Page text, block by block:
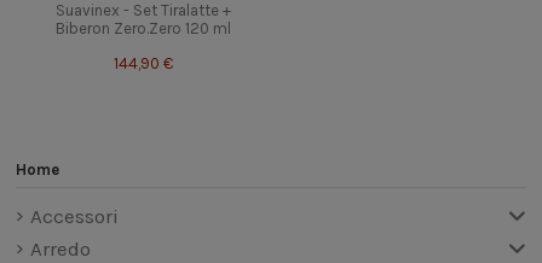
Suavinex - Set Tiralatte +
Biberon Zero.Zero 120 ml
144,90 €
Home
Accessori
Arredo